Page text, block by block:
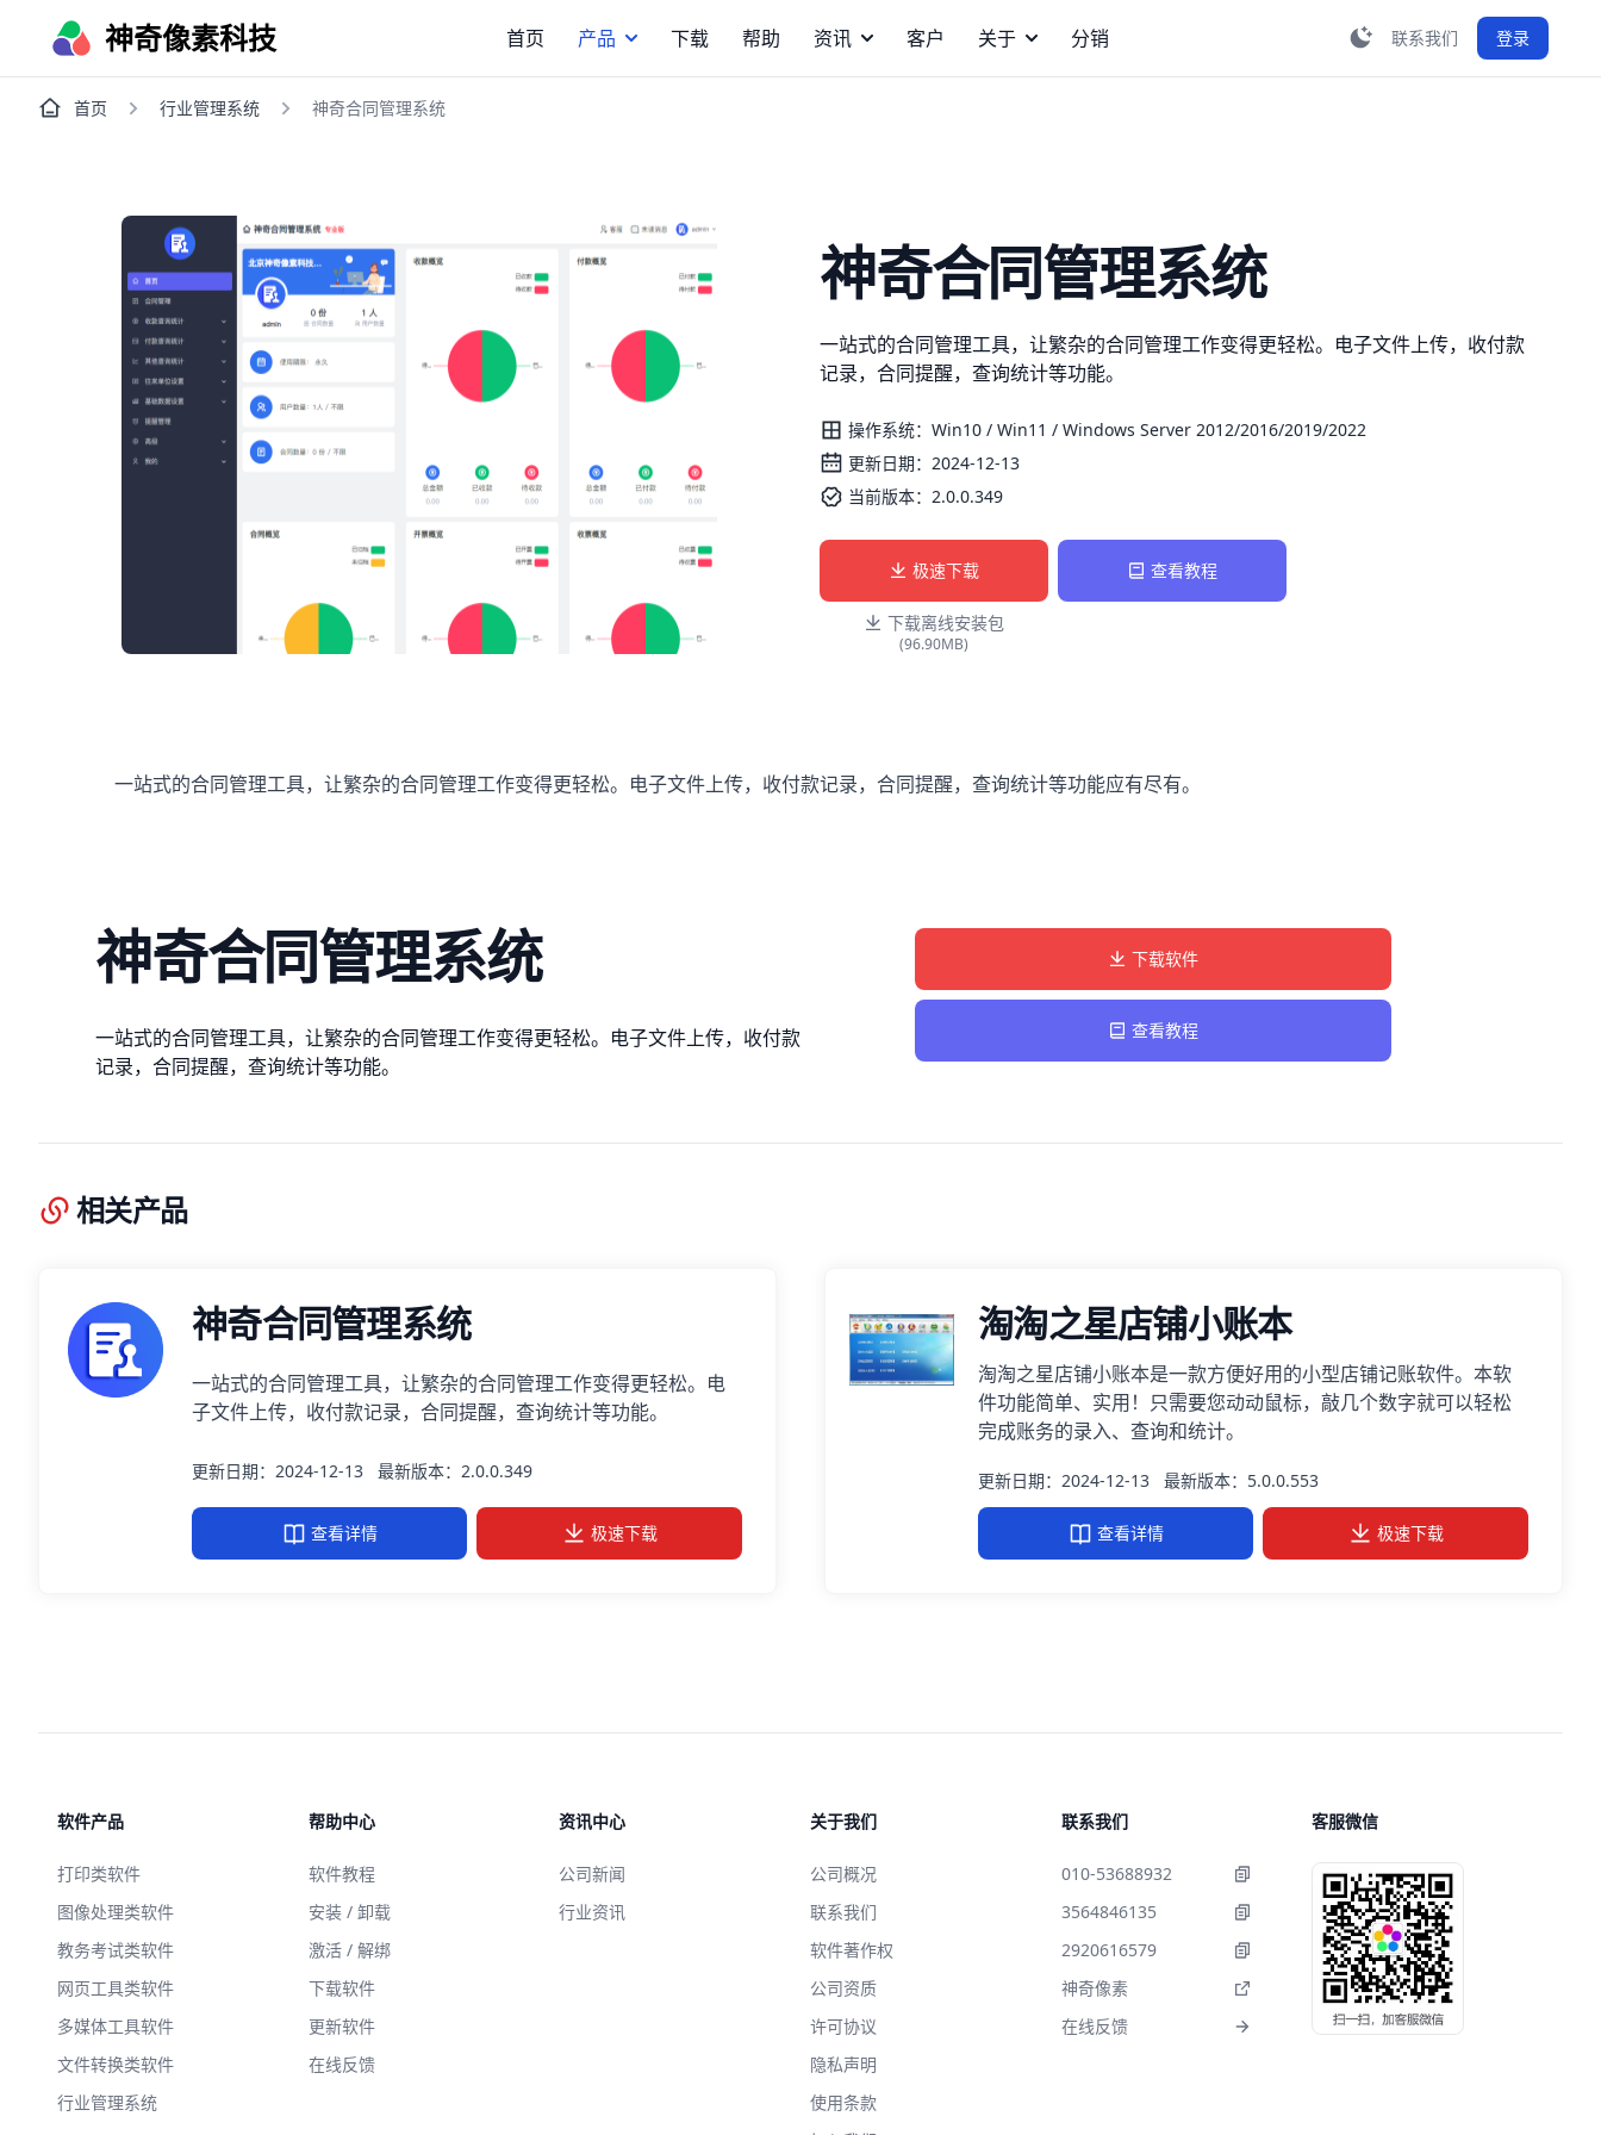
神奇像素科技 联系我们 登录
首页 产品 下载 帮助 资讯 客户 关于 分销
首页 行业管理系统 神奇合同管理系统
神奇合同管理系统
一站式的合同管理工具，让繁杂的合同管理工作变得更轻松。电子文件上传，收付款
记录，合同提醒，查询统计等功能。
操作系统：Win10 / Win11 / Windows Server 2012/2016/2019/2022
更新日期：2024-12-13
当前版本：2.0.0.349
极速下载
下载离线安装包
(96.90MB)
查看教程
一站式的合同管理工具，让繁杂的合同管理工作变得更轻松。电子文件上传，收付款记录，合同提醒，查询统计等功能应有尽有。
神奇合同管理系统
一站式的合同管理工具，让繁杂的合同管理工作变得更轻松。电子文件上传，收付款
记录，合同提醒，查询统计等功能。
下载软件
查看教程
相关产品
神奇合同管理系统
一站式的合同管理工具，让繁杂的合同管理工作变得更轻松。电
子文件上传，收付款记录，合同提醒，查询统计等功能。
更新日期：2024-12-13 最新版本：2.0.0.349
查看详情 极速下载
淘淘之星店铺小账本
淘淘之星店铺小账本是一款方便好用的小型店铺记账软件。本软
件功能简单、实用！只需要您动动鼠标，敲几个数字就可以轻松
完成账务的录入、查询和统计。
更新日期：2024-12-13 最新版本：5.0.0.553
查看详情 极速下载
软件产品
打印类软件
图像处理类软件
教务考试类软件
网页工具类软件
多媒体工具软件
文件转换类软件
行业管理系统
帮助中心
软件教程
安装 / 卸载
激活 / 解绑
下载软件
更新软件
在线反馈
资讯中心
公司新闻
行业资讯
关于我们
公司概况
联系我们
软件著作权
公司资质
许可协议
隐私声明
使用条款
联系我们
010-53688932
3564846135
2920616579
神奇像素
在线反馈
客服微信